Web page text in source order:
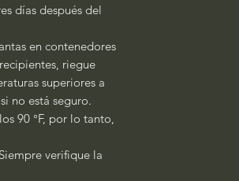
días después del
en contenedores
riegue
superiores a
no está seguro.
90 °F, por lo tanto,
verifique la